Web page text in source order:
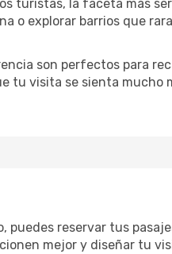
turistas, la faceta más
o explorar barrios que
son perfectos para
visita se sienta mucho
puedes reservar tus
mejor y diseñar tu